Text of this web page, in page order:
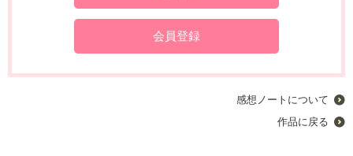
会員登録
感想ノートについて
作品に戻る